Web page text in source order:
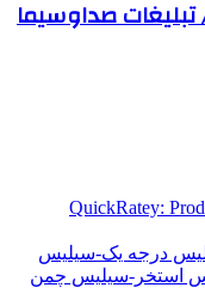
صداوسیما
QuickRatey:
درجه یک-سیلیس
استخر-سیلیس چمن